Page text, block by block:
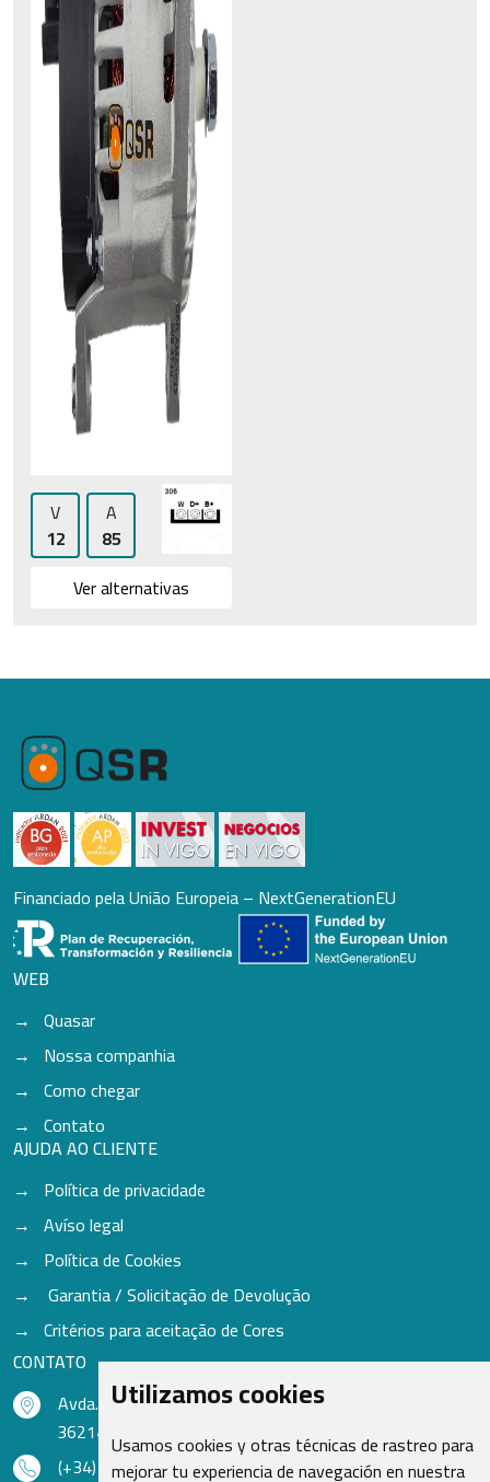
Utilizamos cookies
Usamos cookies y otras técnicas de rastreo para
mejorar tu experiencia de navegación en nuestra
V
12
A
85
Ver alternativas
Financiado pela União Europeia – NextGenerationEU
WEB
Quasar
Nossa companhia
Como chegar
Contato
AJUDA AO CLIENTE
Política de privacidade
Avíso legal
Política de Cookies
Garantia / Solicitação de Devolução
Critérios para aceitação de Cores
CONTATO
Avda. do Freixo - Sardoma, 13
36214 Vigo - Pontevedra - Espanha
(+34) 986 48 16 33